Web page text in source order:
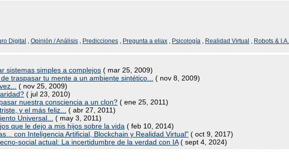
Digital , Opinión / Análisis , Predicciones , Pregunta a eliax , Psicología , Realidad Virtual , Robots & I.A.
sistemas simples a complejos ( mar 25, 2009)
traspasar tu mente a un ambiente sintético...
( nov 8, 2009)
( nov 25, 2009)
( jul 23, 2010)
nuestra consciencia a un clon? ( ene 25, 2011)
y el más feliz...
( abr 27, 2011)
Universal...
( may 3, 2011)
que le dejo a mis hijos sobre la vida ( feb 10, 2014)
con Inteligencia Artificial, Blockchain y Realidad Virtual" ( oct 9, 2017)
social actual: La incertidumbre de la verdad con IA( sept 4, 2024)